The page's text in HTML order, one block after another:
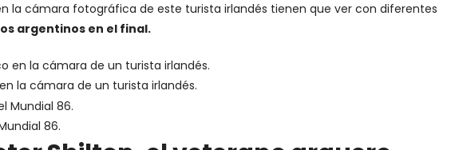
la cámara fotográfica de este turista irlandés tienen que ver con diferentes
argentinos en el final.
la cámara de un turista irlandés.
86.